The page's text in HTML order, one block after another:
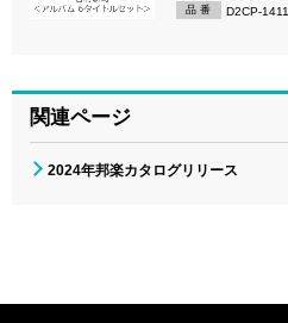
品 番 D2CP-1411
関連ページ
2024年邦楽カタログリリース